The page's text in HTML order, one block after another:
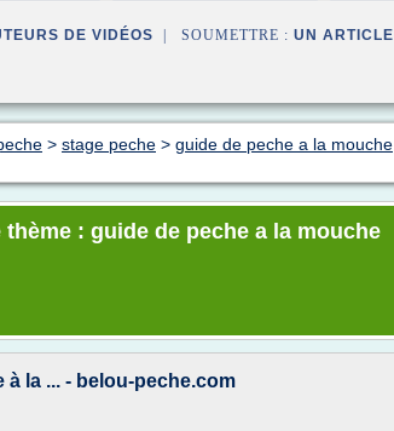
DE VIDÉOS | SOUMETTRE : UN ARTICLE
> stage peche > guide de peche a la mouche
: guide de peche a la mouche
la ... - belou-peche.com